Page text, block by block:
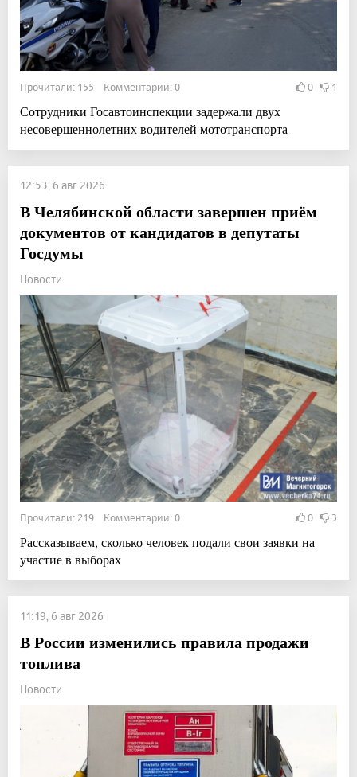
Прочитали: 155 Комментарии: 0 0 1
Сотрудники Госавтоинспекции задержали двух
несовершеннолетних водителей мототранспорта
12:53, 6 авг 2026
В Челябинской области завершен приём
документов от кандидатов в депутаты
Госдумы
Новости
Прочитали: 219 Комментарии: 0 0 3
Рассказываем, сколько человек подали свои заявки на
участие в выборах
11:19, 6 авг 2026
В России изменились правила продажи
топлива
Новости